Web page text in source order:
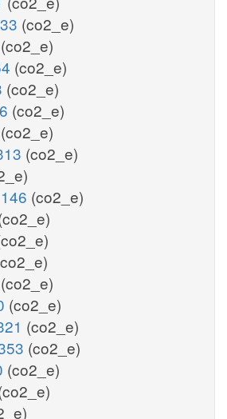
(co2_e)
(co2_e)
(co2_e)
(co2_e)
(co2_e)
(co2_e)
(co2_e)
(co2_e)
(co2_e)
(co2_e)
(co2_e)
(co2_e)
(co2_e)